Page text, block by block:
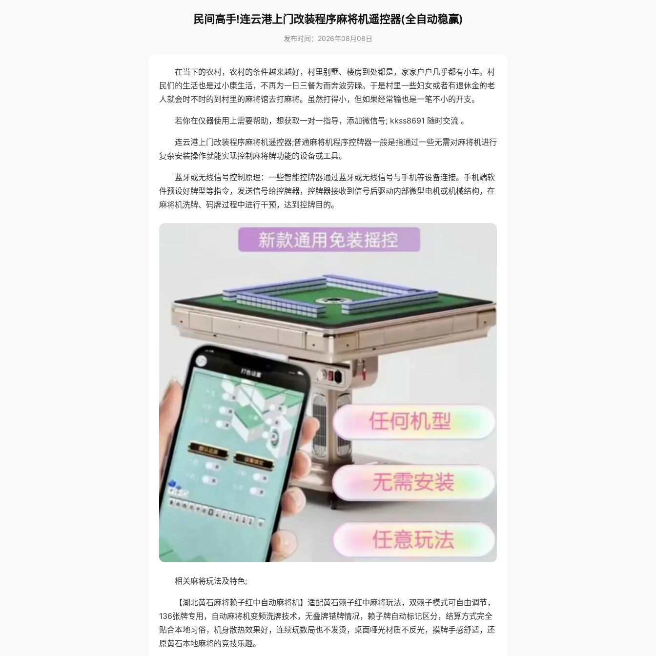
民间高手!连云港上门改装程序麻将机遥控器(全自动稳赢)
发布时间：2026年08月08日
在当下的农村，农村的条件越来越好，村里别墅、楼房到处都是，家家户户几乎都有小车。村
民们的生活也是过小康生活，不再为一日三餐为而奔波劳碌。于是村里一些妇女或者有退休金的老
人就会时不时的到村里的麻将馆去打麻将。虽然打得小，但如果经常输也是一笔不小的开支。
若你在仪器使用上需要帮助，想获取一对一指导，添加微信号; kkss8691 随时交流 。
连云港上门改装程序麻将机遥控器;普通麻将机程序控牌器一般是指通过一些无需对麻将机进行
复杂安装操作就能实现控制麻将牌功能的设备或工具。
蓝牙或无线信号控制原理：一些智能控牌器通过蓝牙或无线信号与手机等设备连接。手机端软
件预设好牌型等指令，发送信号给控牌器，控牌器接收到信号后驱动内部微型电机或机械结构，在
麻将机洗牌、码牌过程中进行干预，达到控牌目的。
相关麻将玩法及特色;
【湖北黄石麻将赖子红中自动麻将机】适配黄石赖子红中麻将玩法，双赖子模式可自由调节，
136张牌专用，自动麻将机变频洗牌技术，无叠牌错牌情况，赖子牌自动标记区分，结算方式完全
贴合本地习俗，机身散热效果好，连续玩数局也不发烫，桌面哑光材质不反光，摸牌手感舒适，还
原黄石本地麻将的竞技乐趣。